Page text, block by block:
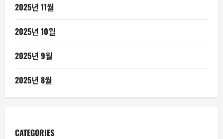
2025년 11월
2025년 10월
2025년 9월
2025년 8월
CATEGORIES